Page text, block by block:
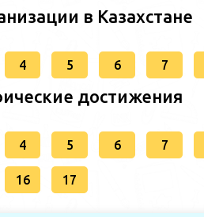
в Казахстане
4 5 6 7
достижения
4 5 6 7
16 17